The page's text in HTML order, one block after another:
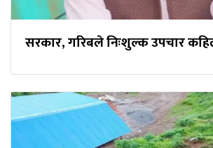
सरकार, गरिबले निःशुल्क उपचार